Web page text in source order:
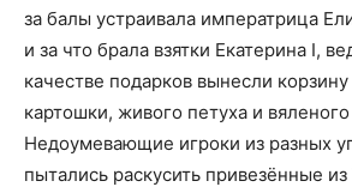
за балы устраивала императрица
и за что брала взятки Екатерина I,
качестве подарков вынесли корзину
картошки, живого петуха и вяленого
Недоумевающие игроки из разных
пытались раскусить привезённые